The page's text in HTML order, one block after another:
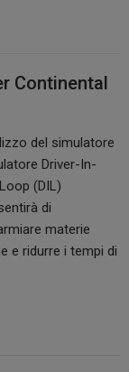
La bassa
e gli spazi
in qualsiasi
invernale.
nuovo
8 S,
realizza un
auto ad…
Continental
del simulatore
Driver-In-
(DIL)
di
materie
e ridurre i tempi di
di